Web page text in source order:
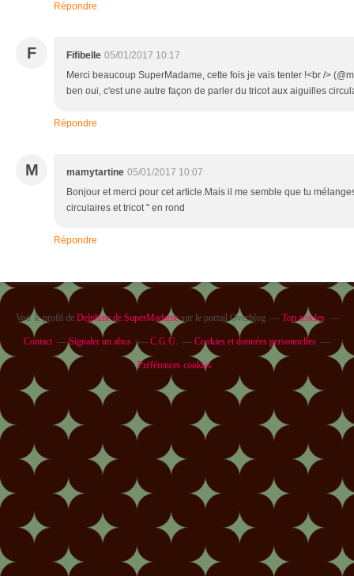
Répondre
F Fifibelle 05/01/2017 10:17
Merci beaucoup SuperMadame, cette fois je vais tenter !<br />
ben oui, c'est une autre façon de parler du tricot aux aiguilles
Répondre
M mamytartine 05/01/2017 10:07
Bonjour et merci pour cet article.Mais il me semble que tu
circulaires et tricot " en rond
Répondre
Voir le profil de Delphine de SuperMadamesur le portail Overblog Top articles
Contact Signaler un abus C.G.U. Cookies et données personnelles
Préférences cookies